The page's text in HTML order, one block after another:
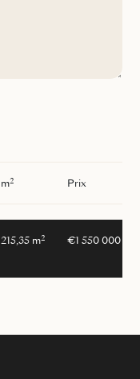
m2 Prix
215,35 m2 €1 550 000